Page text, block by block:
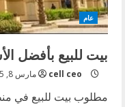
عام
بيت للبيع بأفضل
cell ceo مارس 8, 2025
مطلوب بيت للبيع في